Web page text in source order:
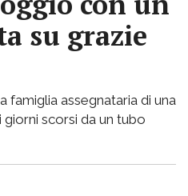
su grazie
famiglia assegnataria di una
scorsi da un tubo